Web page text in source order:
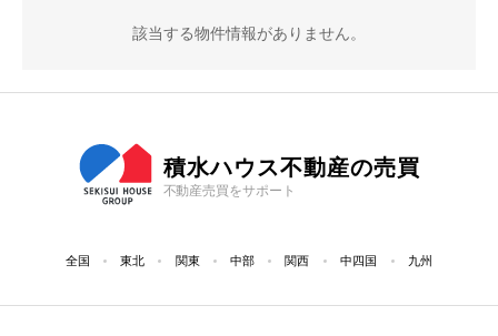
該当する物件情報がありません。
積水ハウス不動産の売買
不動産売買をサポート
全国 東北 関東 中部 関西 中四国 九州